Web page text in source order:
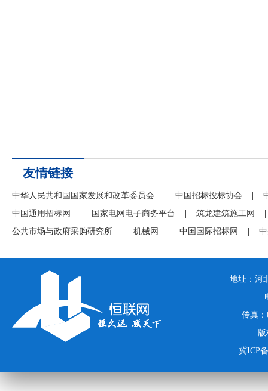
友情链接
中华人民共和国国家发展和改革委员会 中国招标投标协会
中国通用招标网
国家电网电子商务平台 筑龙建筑施工网
公共市场与政府采购研究所
机械网 中国国际招标网
地址：河
传真
冀ICP